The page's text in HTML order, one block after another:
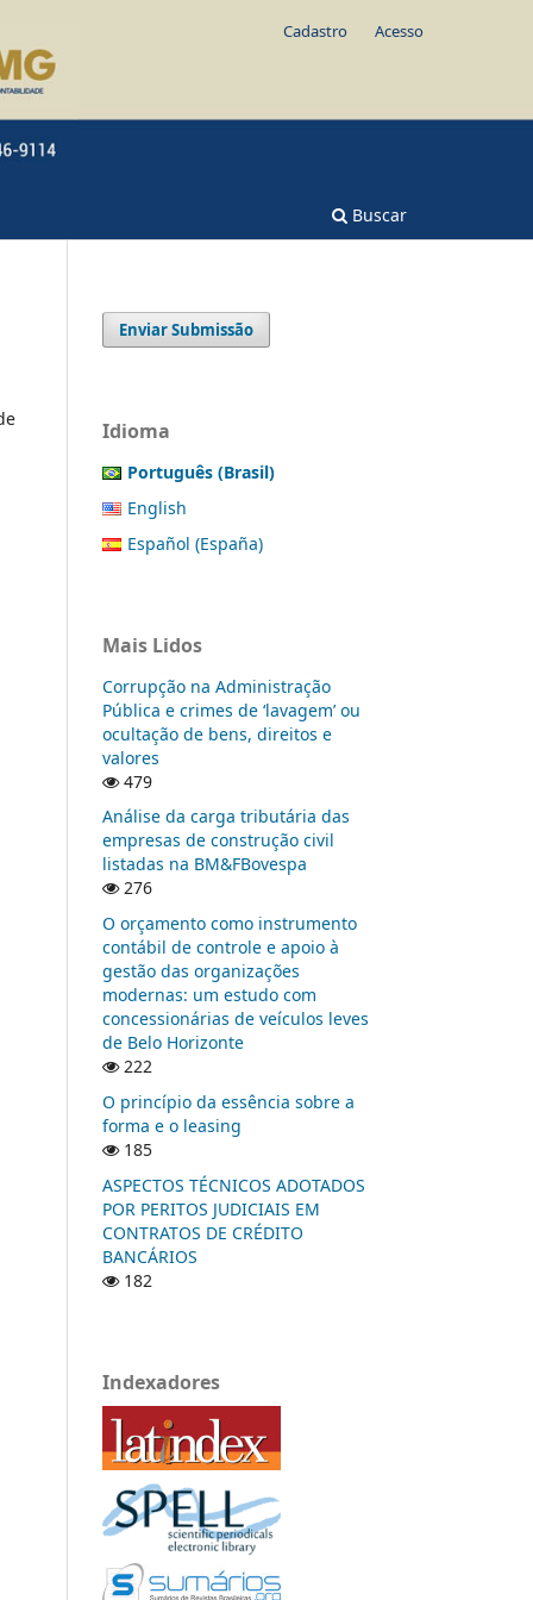
Buscar
Cadastro Acesso
Enviar Submissão
Idioma
Português (Brasil)
English
Español (España)
Mais Lidos
Corrupção na Administração
Pública e crimes de ‘lavagem’ ou
ocultação de bens, direitos e
valores
479
Análise da carga tributária das
empresas de construção civil
listadas na BM&FBovespa
276
O orçamento como instrumento
contábil de controle e apoio à
gestão das organizações
modernas: um estudo com
concessionárias de veículos leves
de Belo Horizonte
222
O princípio da essência sobre a
forma e o leasing
185
ASPECTOS TÉCNICOS ADOTADOS
POR PERITOS JUDICIAIS EM
CONTRATOS DE CRÉDITO
BANCÁRIOS
182
Indexadores